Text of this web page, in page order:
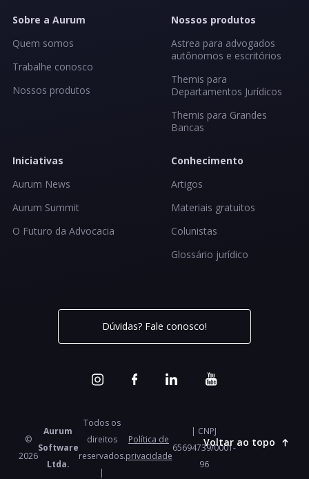
Sobre a Aurum
Quem somos
Trabalhe conosco
Nossos produtos
Nossos produtos
Astrea para advogados
autônomos e escritórios
Themis para
Departamentos Jurídicos
Themis para Grandes
Bancas
Iniciativas
Aurum News
Aurum Summit
O Futuro da Advocacia
Conhecimento
Artigos
Materiais gratuitos
Colunistas
Glossário jurídico
Dúvidas? Fale conosco!
©
2026
Aurum
Software
Ltda.
Todos os
direitos
reservados.
|
Política de
privacidade
| CNPJ
65694739/0001-
96
Voltar ao topo